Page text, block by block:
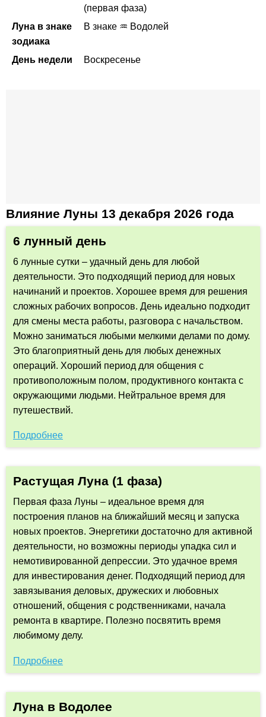
(первая фаза)
Луна в знаке
зодиака
В знаке ♒ Водолей
День недели Воскресенье
Влияние Луны 13 декабря 2026 года
6 лунный день
6 лунные сутки – удачный день для любой
деятельности. Это подходящий период для новых
начинаний и проектов. Хорошее время для решения
сложных рабочих вопросов. День идеально подходит
для смены места работы, разговора с начальством.
Можно заниматься любыми мелкими делами по дому.
Это благоприятный день для любых денежных
операций. Хороший период для общения с
противоположным полом, продуктивного контакта с
окружающими людьми. Нейтральное время для
путешествий.
Подробнее
Растущая Луна (1 фаза)
Первая фаза Луны – идеальное время для
построения планов на ближайший месяц и запуска
новых проектов. Энергетики достаточно для активной
деятельности, но возможны периоды упадка сил и
немотивированной депрессии. Это удачное время
для инвестирования денег. Подходящий период для
завязывания деловых, дружеских и любовных
отношений, общения с родственниками, начала
ремонта в квартире. Полезно посвятить время
любимому делу.
Подробнее
Луна в Водолее